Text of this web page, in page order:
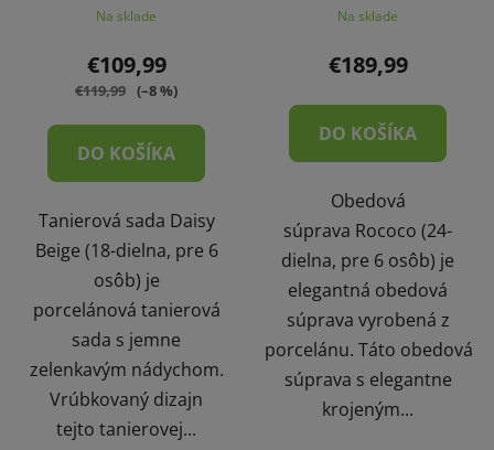
Na sklade
€109,99
€119,99 (–8 %)
DO KOŠÍKA
Tanierová sada Daisy
Beige (18-dielna, pre 6
osôb) je
porcelánová tanierová
sada s jemne
zelenkavým nádychom.
Vrúbkovaný dizajn
tejto tanierovej...
produktu
4,5
hviezdičiek.
Na sklade
€189,99
DO KOŠÍKA
Obedová
súprava Rococo (24-
dielna, pre 6 osôb) je
elegantná obedová
súprava vyrobená z
porcelánu. Táto obedová
súprava s elegantne
krojeným...